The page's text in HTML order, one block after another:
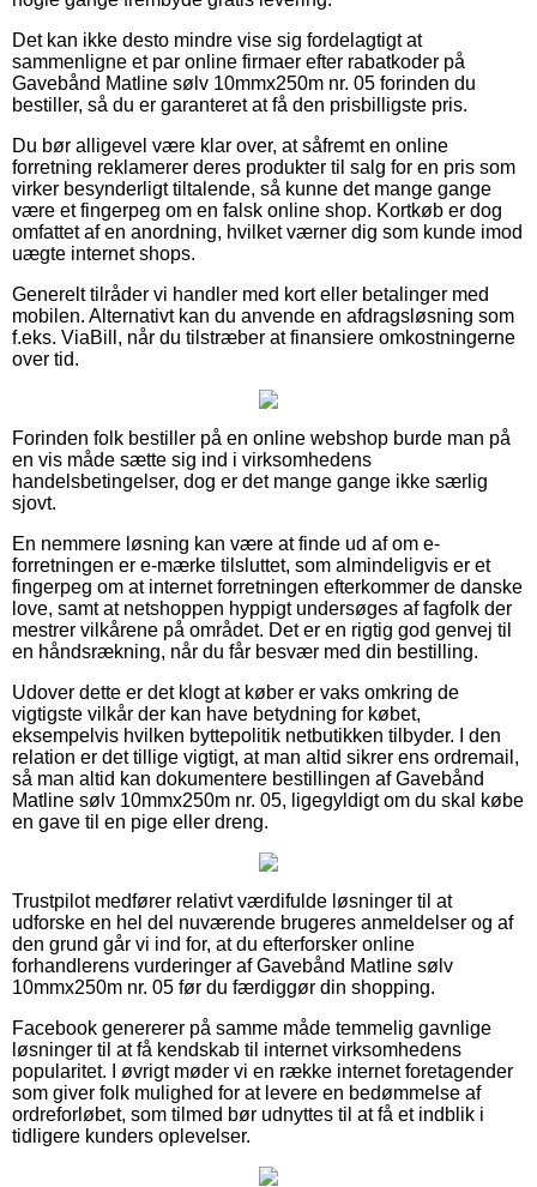
Det kan ikke desto mindre vise sig fordelagtigt at
sammenligne et par online firmaer efter rabatkoder på
Gavebånd Matline sølv 10mmx250m nr. 05 forinden du
bestiller, så du er garanteret at få den prisbilligste pris.
Du bør alligevel være klar over, at såfremt en online
forretning reklamerer deres produkter til salg for en pris som
virker besynderligt tiltalende, så kunne det mange gange
være et fingerpeg om en falsk online shop. Kortkøb er dog
omfattet af en anordning, hvilket værner dig som kunde imod
uægte internet shops.
Generelt tilråder vi handler med kort eller betalinger med
mobilen. Alternativt kan du anvende en afdragsløsning som
f.eks. ViaBill, når du tilstræber at finansiere omkostningerne
over tid.
Forinden folk bestiller på en online webshop burde man på
en vis måde sætte sig ind i virksomhedens
handelsbetingelser, dog er det mange gange ikke særlig
sjovt.
En nemmere løsning kan være at finde ud af om e-
forretningen er e-mærke tilsluttet, som almindeligvis er et
fingerpeg om at internet forretningen efterkommer de danske
love, samt at netshoppen hyppigt undersøges af fagfolk der
mestrer vilkårene på området. Det er en rigtig god genvej til
en håndsrækning, når du får besvær med din bestilling.
Udover dette er det klogt at køber er vaks omkring de
vigtigste vilkår der kan have betydning for købet,
eksempelvis hvilken byttepolitik netbutikken tilbyder. I den
relation er det tillige vigtigt, at man altid sikrer ens ordremail,
så man altid kan dokumentere bestillingen af Gavebånd
Matline sølv 10mmx250m nr. 05, ligegyldigt om du skal købe
en gave til en pige eller dreng.
Trustpilot medfører relativt værdifulde løsninger til at
udforske en hel del nuværende brugeres anmeldelser og af
den grund går vi ind for, at du efterforsker online
forhandlerens vurderinger af Gavebånd Matline sølv
10mmx250m nr. 05 før du færdiggør din shopping.
Facebook genererer på samme måde temmelig gavnlige
løsninger til at få kendskab til internet virksomhedens
popularitet. I øvrigt møder vi en række internet foretagender
som giver folk mulighed for at levere en bedømmelse af
ordreforløbet, som tilmed bør udnyttes til at få et indblik i
tidligere kunders oplevelser.